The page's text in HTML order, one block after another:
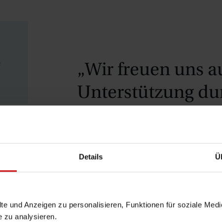
Details
und Anzeigen zu personalisieren, Funktionen für soziale
zu analysieren.
„Wir freuen uns
Unterstützung
Hundt und
Impulse für